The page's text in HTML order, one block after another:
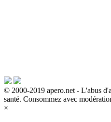
© 2000-2019 apero.net - L'abus
santé. Consommez avec
×